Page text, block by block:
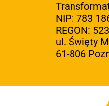
NIP: 783
REGON:
ul. Święty
61-806